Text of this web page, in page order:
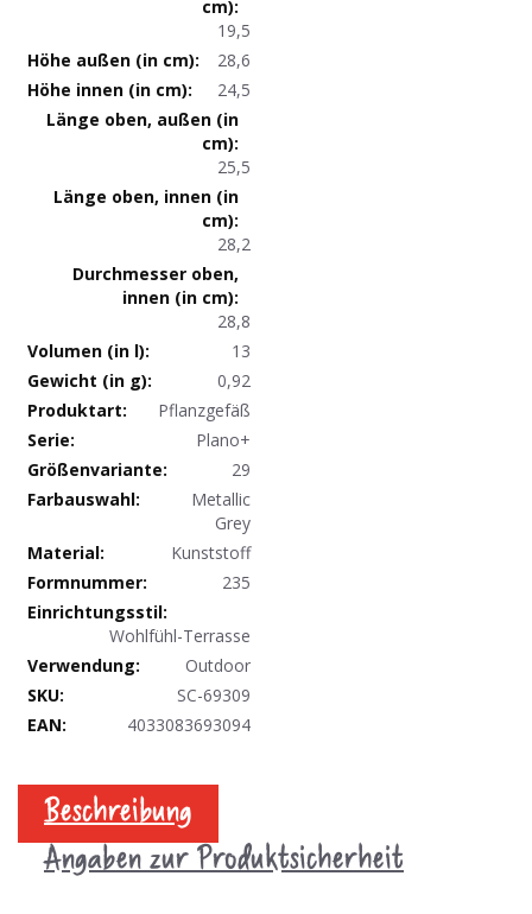
19,5
28,6
24,5
25,5
28,2
28,8
13
0,92
Produktdaten
Pflanzgefäß
Plano+
29
Metallic
Grey
Kunststoff
235
Wohlfühl-Terrasse
Outdoor
SC-69309
4033083693094
Beschreibung
Angaben zur Produktsicherheit